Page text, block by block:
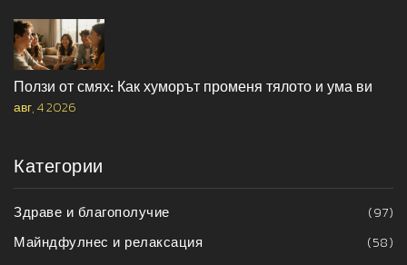
Ползи от смях: Как хуморът променя тялото и ума ви
авг, 4 2026
Категории
Здраве и благополучие
(97)
Майндфулнес и релаксация
(58)